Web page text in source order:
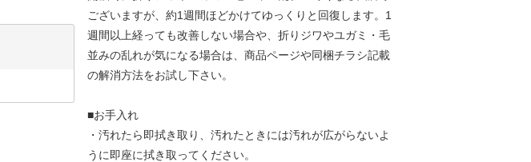
ございますが、約1週間ほどかけてゆっくりと回復します。1
週間以上経っても改善しない場合や、折りジワやユガミ・毛
並みの乱れが気になる場合は、商品ページや同梱チラシ記載
の解消方法をお試し下さい。
■お手入れ
・汚れたら即拭き取り、汚れたときには汚れが広がらないよ
うに即座に拭き取ってください。